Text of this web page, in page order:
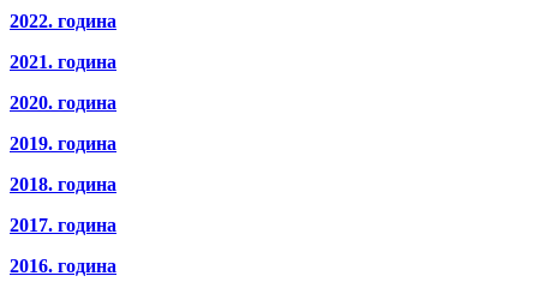
2022. година
2021. година
2020. година
2019. година
2018. година
2017. година
2016. година